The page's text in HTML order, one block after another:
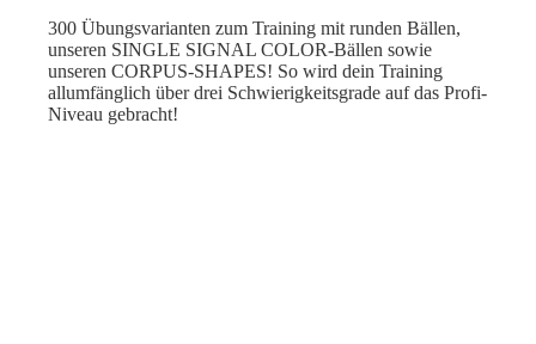
300 Übungsvarianten zum Training mit runden Bällen,
unseren SINGLE SIGNAL COLOR-Bällen sowie
unseren CORPUS-SHAPES! So wird dein Training
allumfänglich über drei Schwierigkeitsgrade auf das Profi-
Niveau gebracht!